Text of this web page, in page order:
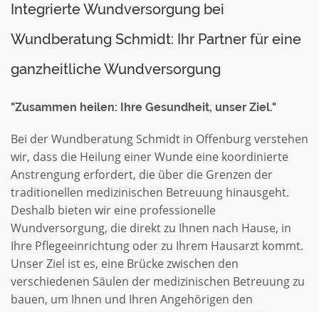
Integrierte Wundversorgung bei
Wundberatung Schmidt: Ihr Partner für eine
ganzheitliche Wundversorgung
"Zusammen heilen: Ihre Gesundheit, unser Ziel."
Bei der Wundberatung Schmidt in Offenburg verstehen
wir, dass die Heilung einer Wunde eine koordinierte
Anstrengung erfordert, die über die Grenzen der
traditionellen medizinischen Betreuung hinausgeht.
Deshalb bieten wir eine professionelle
Wundversorgung, die direkt zu Ihnen nach Hause, in
Ihre Pflegeeinrichtung oder zu Ihrem Hausarzt kommt.
Unser Ziel ist es, eine Brücke zwischen den
verschiedenen Säulen der medizinischen Betreuung zu
bauen, um Ihnen und Ihren Angehörigen den